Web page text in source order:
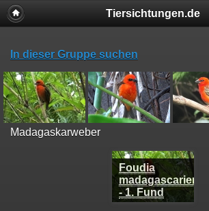
Tiersichtungen.de
In dieser Gruppe suchen
Madagaskarweber
Foudia
madagascariensis
- 1. Fund